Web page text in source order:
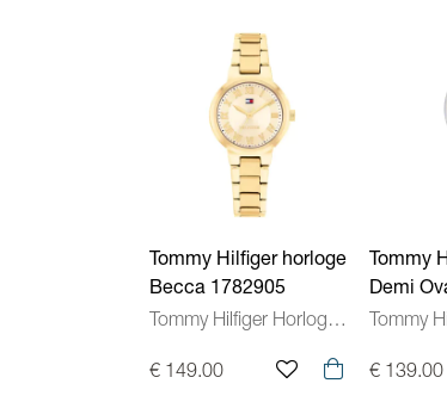
Tommy Hilfiger horloge
Becca 1782905
Tommy Hilfiger Horloges Dames
€ 149.00
Tommy
Demi
€ 139.00